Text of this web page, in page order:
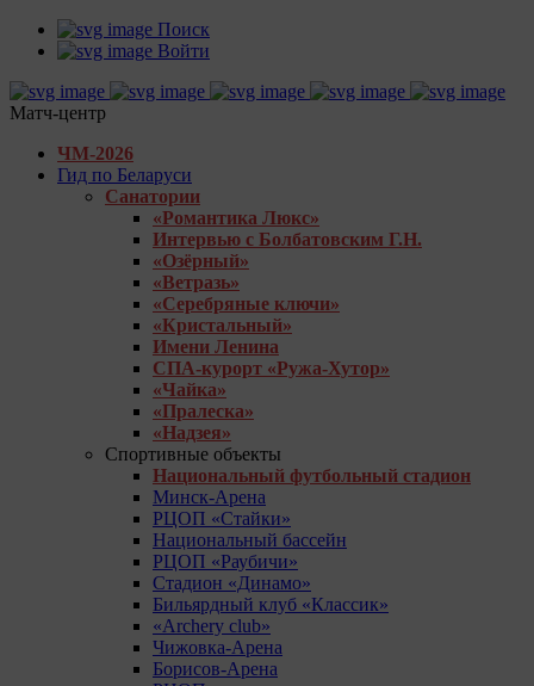
Поиск
Войти
Матч-центр
ЧМ-2026
Гид по Беларуси
Санатории
«Романтика Люкс»
Интервью с Болбатовским Г.Н.
«Озёрный»
«Ветразь»
«Серебряные ключи»
«Кристальный»
Имени Ленина
СПА-курорт «Ружа-Хутор»
«Чайка»
«Пралеска»
«Надзея»
Спортивные объекты
Национальный футбольный стадион
Минск-Арена
РЦОП «Стайки»
Национальный бассейн
РЦОП «Раубичи»
Стадион «Динамо»
Бильярдный клуб «Классик»
«Archery club»
Чижовка-Арена
Борисов-Арена